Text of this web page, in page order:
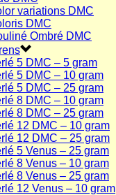
variations DMC
DMC
Ombré DMC
5 DMC – 5 gram
5 DMC – 10 gram
5 DMC – 25 gram
8 DMC – 10 gram
8 DMC – 25 gram
12 DMC – 10 gram
12 DMC – 25 gram
5 Venus – 25 gram
8 Venus – 10 gram
8 Venus – 25 gram
12 Venus – 10 gram